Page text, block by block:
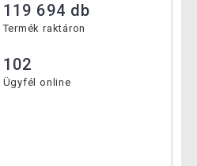
119 694 db
Termék raktáron
102
Ügyfél online